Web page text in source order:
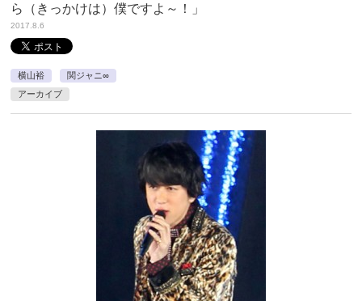
ら（きっかけは）僕ですよ～！」
2017.8.6
横山裕
関ジャニ∞
アーカイブ